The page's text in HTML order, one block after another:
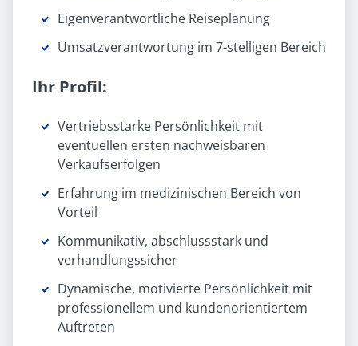
Eigenverantwortliche Reiseplanung
Umsatzverantwortung im 7-stelligen Bereich
Ihr Profil:
Vertriebsstarke Persönlichkeit mit
eventuellen ersten nachweisbaren
Verkaufserfolgen
Erfahrung im medizinischen Bereich von
Vorteil
Kommunikativ, abschlussstark und
verhandlungssicher
Dynamische, motivierte Persönlichkeit mit
professionellem und kundenorientiertem
Auftreten